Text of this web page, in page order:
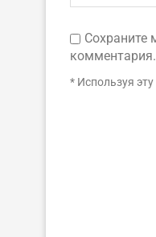
Сохраните
комментария.
* Используя